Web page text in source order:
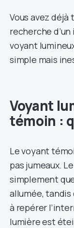
Vous avez
recherche
voyant
simple mais
Voyant
témoin :
Le voyant
pas jumeaux.
simplement
allumée, tandis
à repérer
lumière est